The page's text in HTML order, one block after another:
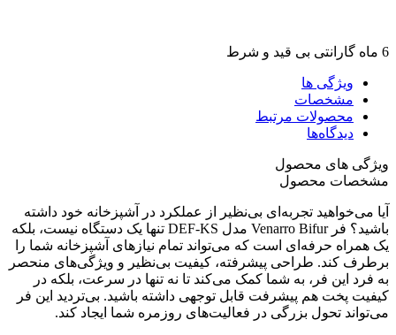
6 ماه گارانتی بی قید و شرط
ویژگی ها
مشخصات
محصولات مرتبط
دیدگاه‌ها
ویژگی های محصول
مشخصات محصول
آیا می‌خواهید تجربه‌ای بی‌نظیر از عملکرد در آشپزخانه خود داشته
باشید؟ فر Venarro Bifur مدل DEF-KS تنها یک دستگاه نیست، بلکه
یک همراه حرفه‌ای است که می‌تواند تمام نیازهای آشپزخانه شما را
برطرف کند. طراحی پیشرفته، کیفیت بی‌نظیر و ویژگی‌های منحصر
به فرد این فر، به شما کمک می‌کند تا نه تنها در سرعت، بلکه در
کیفیت پخت هم پیشرفت قابل توجهی داشته باشید. بی‌تردید این فر
می‌تواند تحول بزرگی در فعالیت‌های روزمره شما ایجاد کند.